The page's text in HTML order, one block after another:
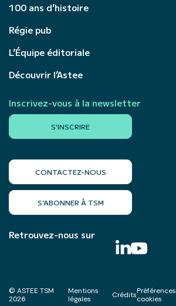
100 ans d’histoire
Régie pub
L’Équipe éditoriale
Découvrir l’Astee
Inscrivez-vous à la newsletter
S'INSCRIRE
CONTACTEZ-NOUS
S’ABONNER À TSM
Retrouvez-nous sur
© ASTEE TSM
2026
Mentions
légales
CréditsPréférences
cookies